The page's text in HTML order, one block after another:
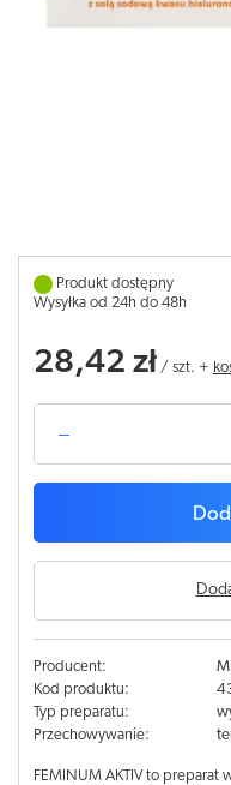
Produkt dostępny
Wysyłka od 24h do 48h
28,42 zł / szt. +
Producent:
Kod produktu:
Typ preparatu:
Przechowywanie:
FEMINUM AKTIV to